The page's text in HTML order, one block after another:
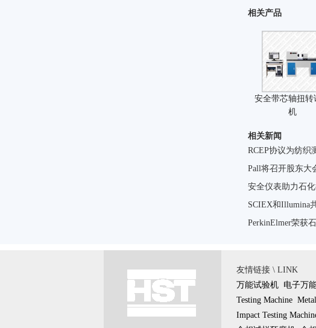
相关产品
安全带芯轴扭转
机
相关新闻
RCEP协议为纺织
Pall将召开股东大
安全仪表助力石
SCIEX和Illumina
PerkinElmer荣获
友情链接 \ LINK
万能试验机 电子万
Testing Machine
Impact Testing